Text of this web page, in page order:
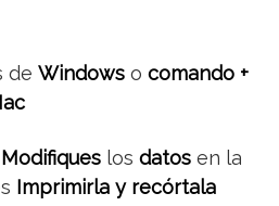
de Windows o comando +
Modifiques los datos en la
Imprimirla y recórtala